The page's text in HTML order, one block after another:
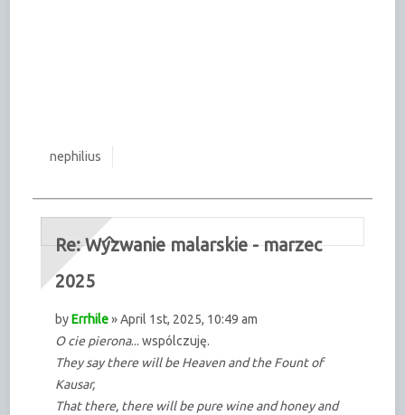
nephilius
Re: Wyzwanie malarskie - marzec
2025
byErrhile» April 1st, 2025, 10:49 am
O cie pierona... wspólczuję.
They say there will be Heaven and the Fount of
Kausar,
That there, there will be pure wine and honey and